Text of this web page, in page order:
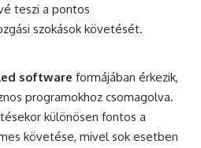
teszi a pontos
szokások követését.
software formájában érkezik,
programokhoz csomagolva.
különösen fontos a
követése, mivel sok esetben